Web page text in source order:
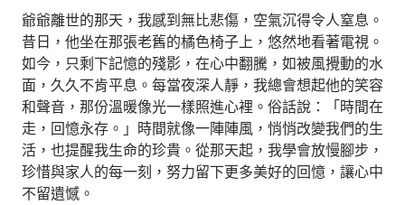
爺爺離世的那天，我感到無比悲傷，空氣沉得令人窒息。
昔日，他坐在那張老舊的橘色椅子上，悠然地看著電視。
如今，只剩下記憶的殘影，在心中翻騰，如被風攪動的水
面，久久不肯平息。每當夜深人靜，我總會想起他的笑容
和聲音，那份溫暖像光一樣照進心裡。俗話說：「時間在
走，回憶永存。」時間就像一陣陣風，悄悄改變我們的生
活，也提醒我生命的珍貴。從那天起，我學會放慢腳步，
珍惜與家人的每一刻，努力留下更多美好的回憶，讓心中
不留遺憾。